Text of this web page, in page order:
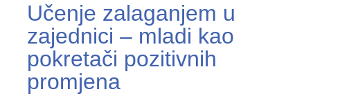
Učenje zalaganjem u
zajednici – mladi kao
pokretači pozitivnih
promjena